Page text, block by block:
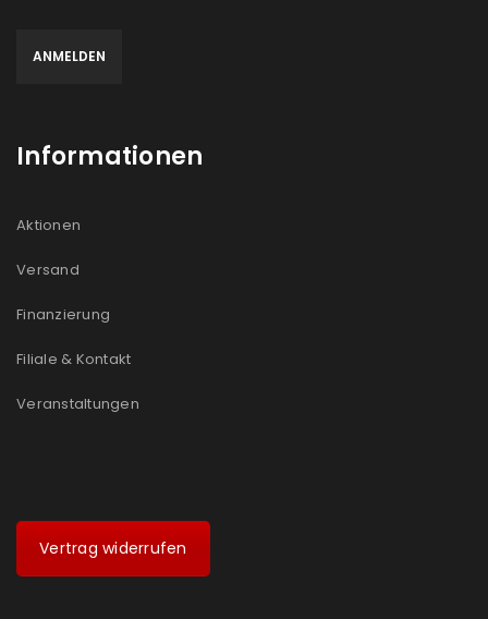
Informationen
Aktionen
Versand
Finanzierung
Filiale & Kontakt
Veranstaltungen
Vertrag widerrufen